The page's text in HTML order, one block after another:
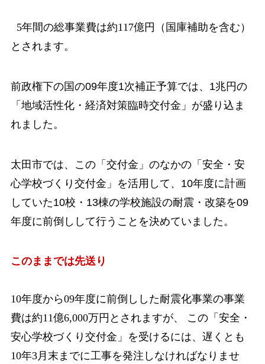
5年間の総事業費は約117億円（国庫補助を含む）
とされます。
前政権下の国の09年度1次補正予算では、1兆円の
「地域活性化・経済対策臨時交付金 」が盛り込ま
れました。
太田市では、この「交付金」のなかの「安全・安
心学校づくり交付金」を活用して、10年度に計画
していた10校・13棟の学校施設の耐震・改築を09
年度に前倒しして行うこ とを決めていました。
このままでは先送り
10年度から09年度に前倒しした耐震化事業の事業
費は約11億6,000万円とされますが、 この「安全・
安心学校づくり交付金」を受けるには、遅くとも
10年3月末までに工事を発注しなければなりませ